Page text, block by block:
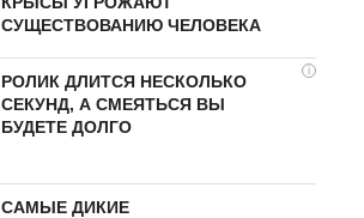
СУЩЕСТВОВАНИЮ ЧЕЛОВЕКА
i
РОЛИК ДЛИТСЯ НЕСКОЛЬКО
СЕКУНД, А СМЕЯТЬСЯ ВЫ
БУДЕТЕ ДОЛГО
САМЫЕ ДИКИЕ